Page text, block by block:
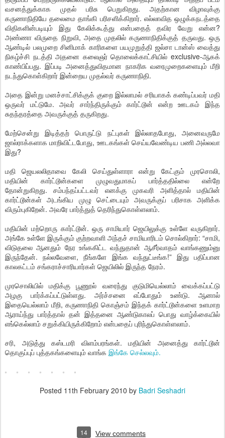
வசனத்துக்காக முதல் பரிசு பெறுகிறது. அதற்கான விழாவுக்கு
கருணாநிதியே தலைமை தாங்கி பரிசளிக்கிறார். எல்லாவித ஒழுக்கநடத்தை
விதிகளின்படியும் இது கேலிக்கூத்து என்பதைத் தவிர வேறு என்ன?
அண்ணா விருதை நிறுவி, அதை முதலில் கருணாநிதிக்குத் தருவது. ஒரு
ஆண்டில் பலமுறை சினிமாக் காரிகளை பயமுறுத்தி ஜல்சா டான்ஸ் வைத்து
நிகழ்ச்சி நடத்தி அதனை கலைஞர் தொலைக்காட்சியில் exclusive-ஆகக்
காண்பிப்பது. இப்படி அனைத்துவிதமான நாகரிக வரைமுறைகளையும் மீறி
நடந்துகொள்கிறார் இன்றைய முதல்வர் கருணாநிதி.
அதை இன்று மனச்சாட்சிக்குக் குறை இல்லாமல் சரியாகக் கண்டிப்பவர் மதி
ஒருவர் மட்டுமே. அவர் சார்ந்திருக்கும் கார்ட்டூன் என்ற ஊடகம் இந்த
சுதந்தரத்தை அவருக்குத் தருகிறது.
மேற்சென்று இடித்தற் பொருட்டு நட்புகள் இல்லாதபோது, அனைவருமே
ஜால்ராக்களாக மாறிவிட்டபோது, ஊடகங்கள் செய்யவேண்டிய பணி அல்லவா
இது?
மதி ஜெயலலிதாவை கேலி செய்துள்ளாரா என்று கேட்கும் முரசொலி,
மதியின் கார்ட்டூன்களை முழுவதுமாகப் பார்த்ததில்லை என்றே
தோன்றுகிறது. சம்பந்தப்பட்டவர் எனக்கு முகவரி அளித்தால் மதியின்
கார்ட்டூன்கள் அடங்கிய முழு செட்டையும் அவருக்குப் பரிசாக அளிக்க
விரும்புகிறேன். அவரே பார்த்துத் தெரிந்துகொள்ளலாம்.
மதியின் மற்றொரு கார்ட்டூன். ஒரு சாமியார் ஜெயிலுக்கு உள்ளே வருகிறார்.
அங்கே உள்ளே இருக்கும் குற்றவாளி அந்தச் சாமியாரிடம் சொல்கிறார்: “சாமி,
விடுதலை ஆனதும் நேர உங்ககிட்ட வந்துதான் ஆசீர்வாதம் வாங்கணும்னு
இருந்தேன். நல்லவேளை, நீங்களே இங்க வந்துட்டீங்க!” இது பதிப்பான
காலகட்டம் சங்கராச்சாரியார்கள் ஜெயிலில் இருந்த நேரம்.
முரசொலியில் மதிக்கு பூணூல் வரைந்து குடுமியெல்லாம் வைக்கப்பட்டு
அழகு பார்க்கப்பட்டுள்ளது. அர்ச்சனை எப்போதும் உண்டு. ஆனால்
இதையெல்லாம் மீறி, கருணாநிதி கொஞ்சம் இந்தக் கார்ட்டூன்களை உளமாற
ஆராய்ந்து பார்த்தால் தன் இத்தனை ஆண்டுகாலப் பொது வாழ்க்கையில்
எங்கெல்லாம் சறுக்கியிருக்கிறோம் என்பதைப் புரிந்துகொள்ளலாம்.
சரி, அடுத்து கஸ்டமரி விளம்பரங்கள். மதியின் அனைத்து கார்ட்டூன்
தொகுப்புப் புத்தகங்களையும் வாங்க இங்கே செல்லவும்.
Posted 11th February 2010 by Badri Seshadri
14 View comments